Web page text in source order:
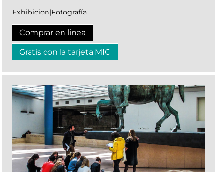
Exhibicion|Fotografía
Comprar en linea
Gratis con la tarjeta MIC